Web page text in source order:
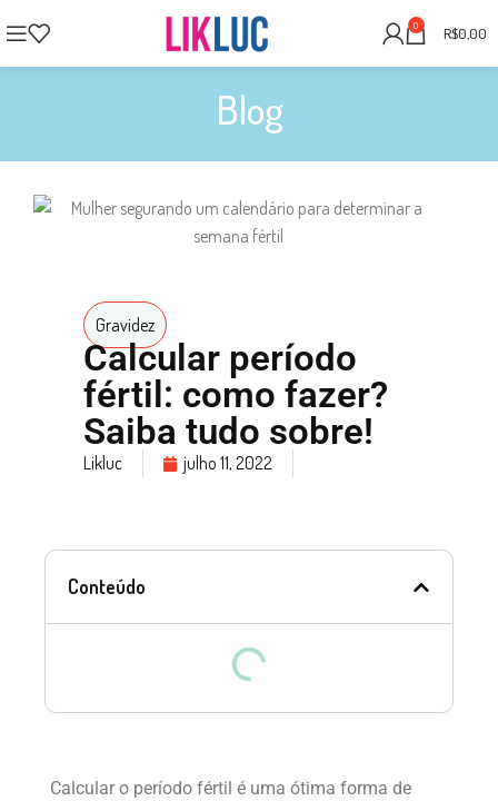
0 R$0,00
Blog
Gravidez
Calcular período
fértil: como fazer?
Saiba tudo sobre!
Likluc julho 11, 2022
Conteúdo
Calcular o período fértil é uma ótima forma de